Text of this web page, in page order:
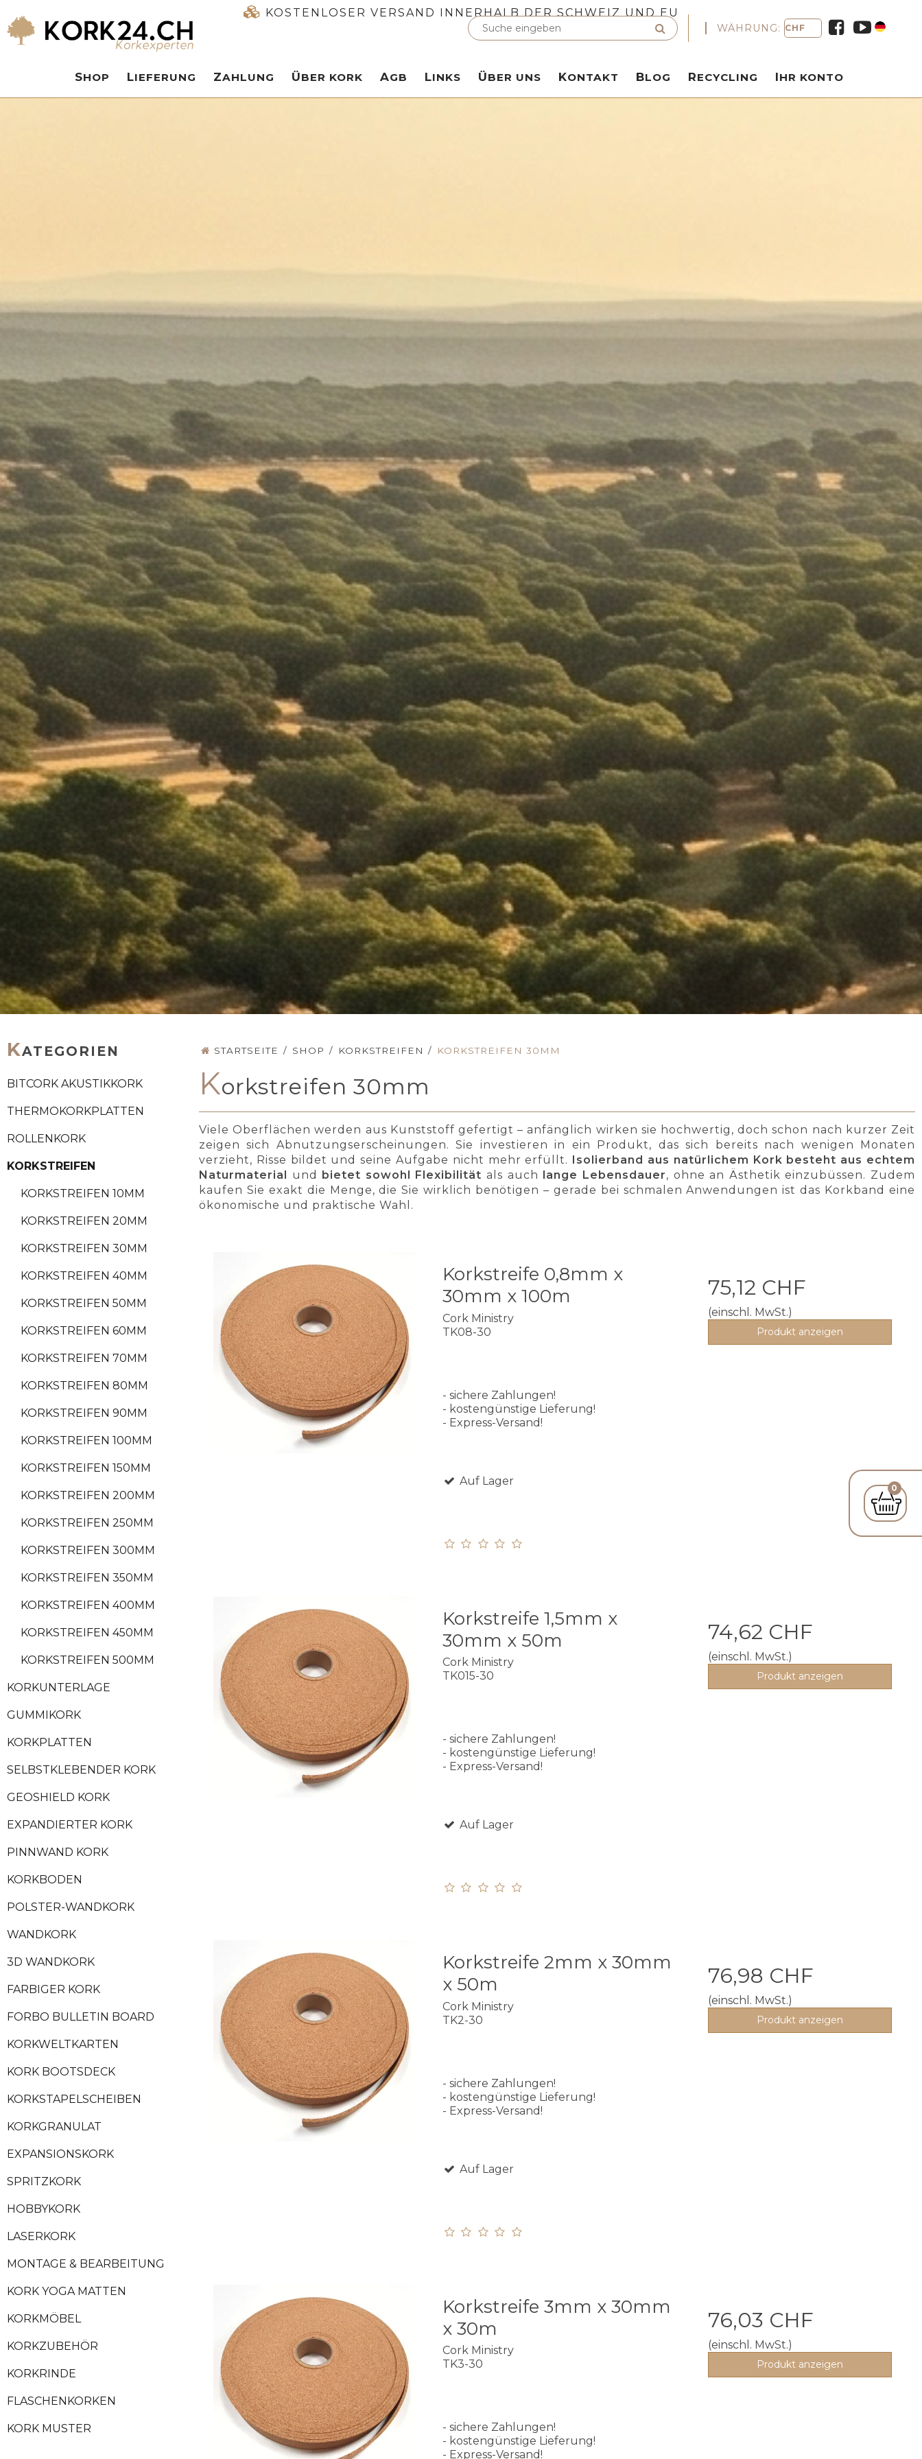
KOSTENLOSER VERSAND INNERHALB DER SCHWEIZ UND EU
0
WÄHRUNG:
SHOP LIEFERUNG ZAHLUNG ÜBER KORK AGB LINKS ÜBER UNS KONTAKT BLOG RECYCLING IHR KONTO
KATEGORIEN
BITCORK AKUSTIKKORK
THERMOKORKPLATTEN
ROLLENKORK
KORKSTREIFEN
KORKSTREIFEN 10MM
KORKSTREIFEN 20MM
KORKSTREIFEN 30MM
KORKSTREIFEN 40MM
KORKSTREIFEN 50MM
KORKSTREIFEN 60MM
KORKSTREIFEN 70MM
KORKSTREIFEN 80MM
KORKSTREIFEN 90MM
KORKSTREIFEN 100MM
KORKSTREIFEN 150MM
KORKSTREIFEN 200MM
KORKSTREIFEN 250MM
KORKSTREIFEN 300MM
KORKSTREIFEN 350MM
KORKSTREIFEN 400MM
KORKSTREIFEN 450MM
KORKSTREIFEN 500MM
KORKUNTERLAGE
GUMMIKORK
KORKPLATTEN
SELBSTKLEBENDER KORK
GEOSHIELD KORK
EXPANDIERTER KORK
PINNWAND KORK
KORKBODEN
POLSTER-WANDKORK
WANDKORK
3D WANDKORK
FARBIGER KORK
FORBO BULLETIN BOARD
KORKWELTKARTEN
KORK BOOTSDECK
KORKSTAPELSCHEIBEN
KORKGRANULAT
EXPANSIONSKORK
SPRITZKORK
HOBBYKORK
LASERKORK
MONTAGE & BEARBEITUNG
KORK YOGA MATTEN
KORKMÖBEL
KORKZUBEHÖR
KORKRINDE
FLASCHENKORKEN
KORK MUSTER
STARTSEITE / SHOP / KORKSTREIFEN / KORKSTREIFEN 30MM
Korkstreifen 30mm
Viele Oberflächen werden aus Kunststoff gefertigt – anfänglich wirken sie hochwertig, doch schon nach kurzer Zeit
zeigen sich Abnutzungserscheinungen. Sie investieren in ein Produkt, das sich bereits nach wenigen Monaten
verzieht, Risse bildet und seine Aufgabe nicht mehr erfüllt.
Isolierband aus natürlichem Kork besteht aus echtem
Naturmaterial
und bietet sowohl Flexibilität als auch lange Lebensdauer, ohne an Ästhetik einzubüssen. Zudem
kaufen Sie exakt die Menge, die Sie wirklich benötigen – gerade bei schmalen Anwendungen ist das Korkband eine
ökonomische und praktische Wahl.
Korkstreife 0,8mm x
30mm x 100m
Cork Ministry
TK08-30
- sichere Zahlungen!
- kostengünstige Lieferung!
- Express-Versand!
Auf Lager
75,12 CHF
(einschl. MwSt.)
Produkt anzeigen
Korkstreife 1,5mm x
30mm x 50m
Cork Ministry
TK015-30
- sichere Zahlungen!
- kostengünstige Lieferung!
- Express-Versand!
Auf Lager
74,62 CHF
(einschl. MwSt.)
Produkt anzeigen
Korkstreife 2mm x 30mm
x 50m
Cork Ministry
TK2-30
- sichere Zahlungen!
- kostengünstige Lieferung!
- Express-Versand!
Auf Lager
76,98 CHF
(einschl. MwSt.)
Produkt anzeigen
Korkstreife 3mm x 30mm
x 30m
Cork Ministry
TK3-30
- sichere Zahlungen!
- kostengünstige Lieferung!
- Express-Versand!
76,03 CHF
(einschl. MwSt.)
Produkt anzeigen